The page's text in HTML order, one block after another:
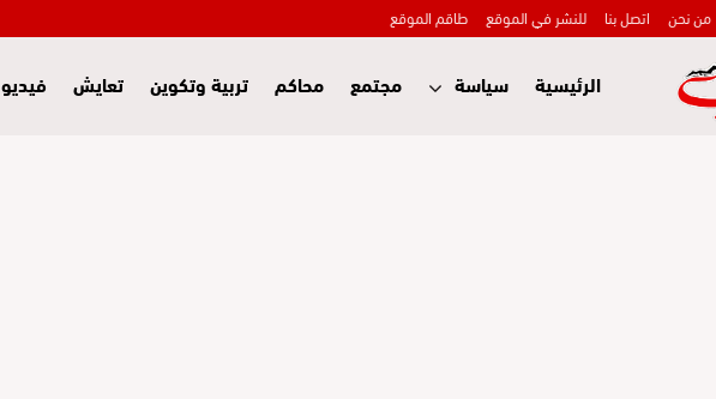
من نحن اتصل بنا للنشر في الموقع طاقم الموقع
الرئيسية سياسة مجتمع محاكم تربية وتكوين تعايش فيديو